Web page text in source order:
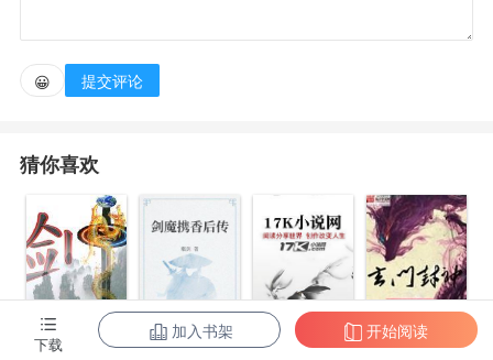
做记者，她本本分分，上镜从不化妆。做警察，她亦
正亦邪，抓人不用开抢。
做神棍，她挑三拣四，实则暗渡陈仓。多年后艾雨修
炼有成踏足仙域，才惊觉自己是世间唯一的半神之体，
啃一口就能得长生的那种……
😀 提交评论
猜你喜欢
剑指魔界
剑魔携香后传
神龙诀之九龙
玄门封神
下载
加入书架 开始阅读